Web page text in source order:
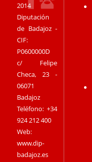
2014
Diputación
de Badajoz -
CIF:
P0600000D
c/ Felipe
Checa, 23 -
06071
Badajoz
Teléfono: +34
924 212 400
Web:
www.dip-
badajoz.es